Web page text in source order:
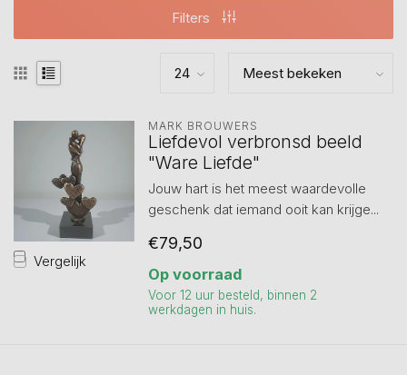
Filters
Vergelijk
MARK BROUWERS
Liefdevol verbronsd beeld
"Ware Liefde"
Jouw hart is het meest waardevolle
geschenk dat iemand ooit kan krijge...
€79,50
Op voorraad
Voor 12 uur besteld, binnen 2
werkdagen in huis.